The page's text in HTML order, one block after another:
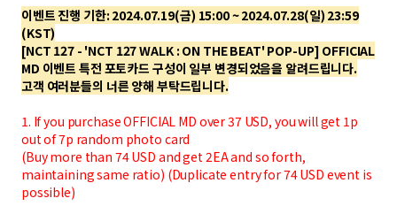
이벤트 진행 기한: 2024.07.19(금) 15:00 ~ 2024.07.28(일) 23:59
(KST)
[NCT 127 - 'NCT 127 WALK : ON THE BEAT' POP-UP] OFFICIAL
MD 이벤트 특전 포토카드 구성이 일부 변경되었음을 알려드립니다.
고객 여러분들의 너른 양해 부탁드립니다.
1. If you purchase OFFICIAL MD over 37 USD, you will get 1p
out of 7p random photo card
(Buy more than 74 USD and get 2EA and so forth,
maintaining same ratio) (Duplicate entry for 74 USD event is
possible)